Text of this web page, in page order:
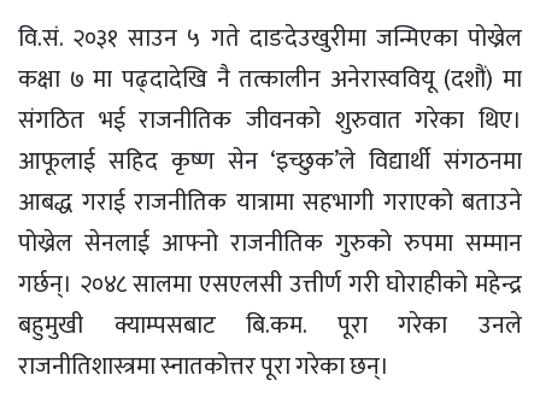
वि.सं. २०३१ साउन ५ गते दाङदेउखुरीमा जन्मिएका पोख्रेल
कक्षा ७ मा पढ्दादेखि नै तत्कालीन अनेरास्ववियू (दशौं) मा
संगठित भई राजनीतिक जीवनको शुरुवात गरेका थिए।
आफूलाई सहिद कृष्ण सेन ‘इच्छुक’ले विद्यार्थी संगठनमा
आबद्ध गराई राजनीतिक यात्रामा सहभागी गराएको बताउने
पोख्रेल सेनलाई आफ्नो राजनीतिक गुरुको रुपमा सम्मान
गर्छन्। २०४८ सालमा एसएलसी उत्तीर्ण गरी घोराहीको महेन्द्र
बहुमुखी क्याम्पसबाट बि.कम. पूरा गरेका उनले
राजनीतिशास्त्रमा स्नातकोत्तर पूरा गरेका छन्।